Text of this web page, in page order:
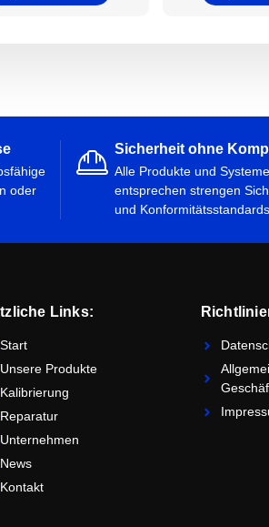
oder
Sicherheit ohne
Alle Produkte und Systeme
entsprechen strengen
und
Links:
Start
Unsere Produkte
Kalibrierung
Reparatur
Unternehmen
News
Kontakt